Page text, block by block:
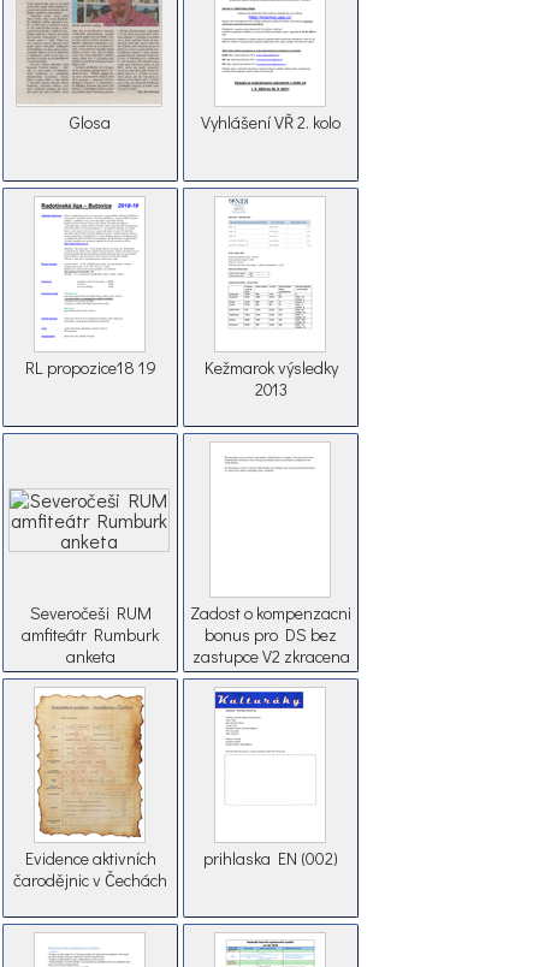
Glosa Vyhlášení VŘ 2. kolo
RL propozice18 19
Kežmarok výsledky
2013
Severočeši RUM
amfiteátr Rumburk
anketa
Zadost o kompenzacni
bonus pro DS bez
zastupce V2 zkracena
2
Evidence aktivních
čarodějnic v Čechách
prihlaska EN (002)